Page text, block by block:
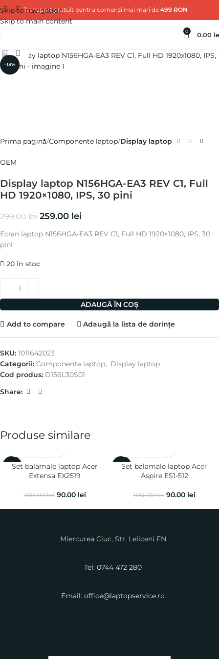
Skip to navigation
Skip to main content
Transport gratuit pentru comenzi mai mari de 499 RON
0 0.00
-13%
Click pentru a mări
Prima pagină Componente laptop Display laptop
OEM
Display laptop N156HGA-EA3 REV C1, Full
HD 1920×1080, IPS, 30 pini
299.00lei 259.00 lei
Ecran laptop N156HGA-EA3 REV C1, Full HD 1920×1080, IPS, 30
pini
20 în stoc
ADAUGĂ ÎN COȘ
Add to compare Adaugă la lista de dorințe
SKU: 1011642023
Categorii: Componente laptop, Display laptop
Cod produs: D156L30S01
Share:
Produse similare
-10%
Set balamale laptop Acer
Extensa EX2519
100.00lei 90.00 lei
-10%
Set balamale laptop Acer
Aspire ES1-512
100.00lei 90.00 lei
Miercurea Ciuc, Str. Leliceni FN
Tel: 0744 472 280
Email: office@laptopservice.ro